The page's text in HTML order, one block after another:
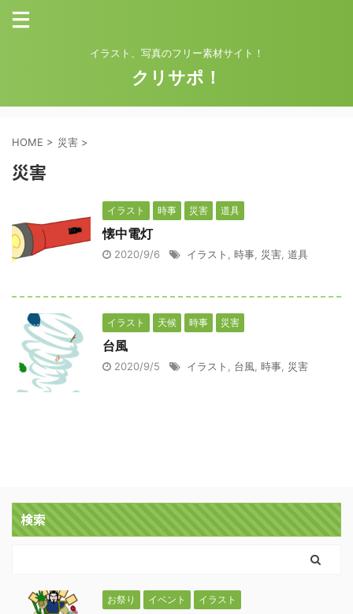
イラスト、写真のフリー素材サイト！
クリサポ！
HOME > 災害 >
災害
イラスト 時事 災害 道具
懐中電灯
2020/9/6 イラスト 時事 災害 道具
イラスト 天候 時事 災害
台風
2020/9/5 イラスト 台風 時事 災害
検索
お祭り イベント イラスト